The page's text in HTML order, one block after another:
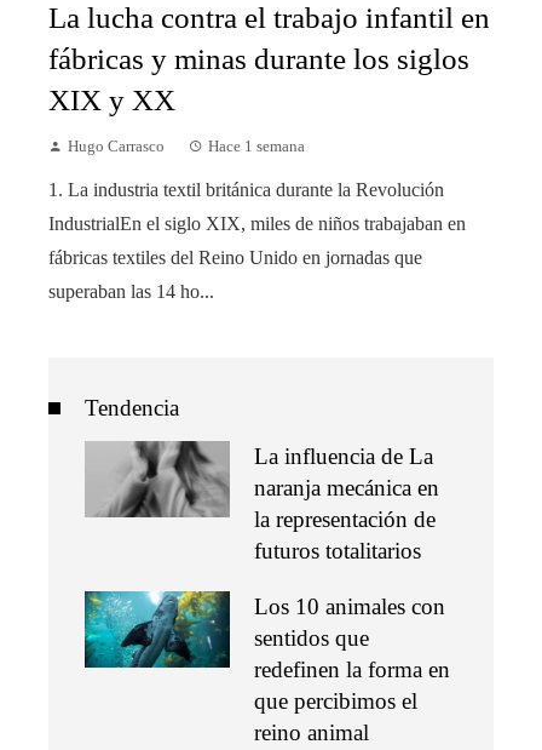
La lucha contra el trabajo infantil en
fábricas y minas durante los siglos
XIX y XX
Hugo Carrasco Hace 1 semana
1. La industria textil británica durante la Revolución
IndustrialEn el siglo XIX, miles de niños trabajaban en
fábricas textiles del Reino Unido en jornadas que
superaban las 14 ho...
Tendencia
La influencia de La
naranja mecánica en
la representación de
futuros totalitarios
Los 10 animales con
sentidos que
redefinen la forma en
que percibimos el
reino animal